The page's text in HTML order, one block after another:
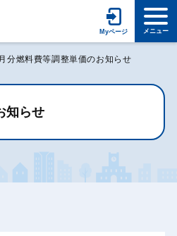
分燃料費等調整単価のお知らせ
知らせ